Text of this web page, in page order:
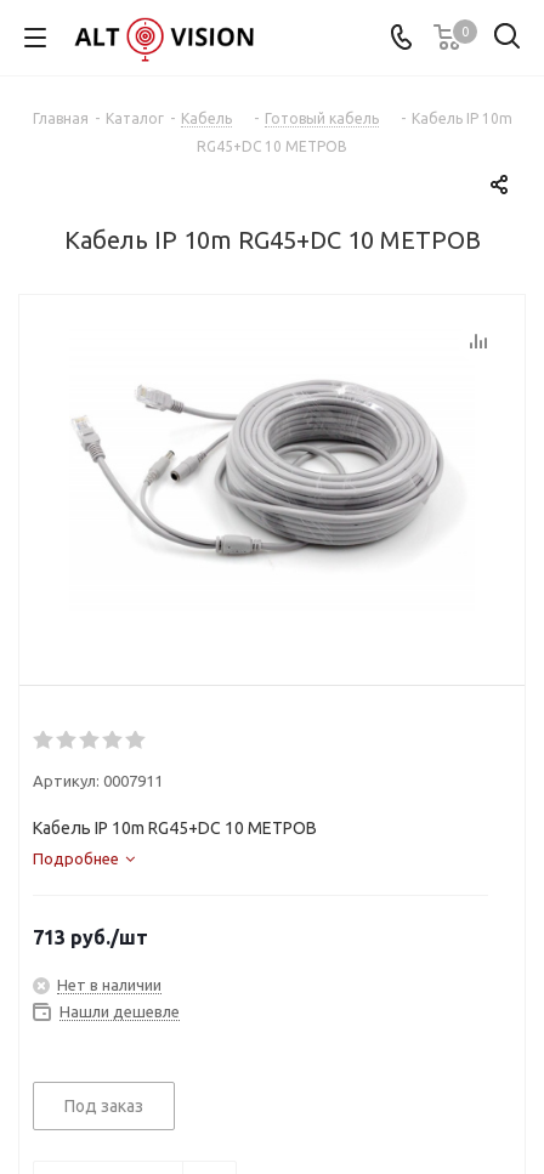
0
Главная - Каталог - Кабель - Готовый кабель - Кабель IP 10m
RG45+DC 10 МЕТРОВ
Кабель IP 10m RG45+DC 10 МЕТРОВ
Артикул: 0007911
Кабель IP 10m RG45+DC 10 МЕТРОВ
Подробнее
713 руб./шт
Нет в наличии
Нашли дешевле
Под заказ